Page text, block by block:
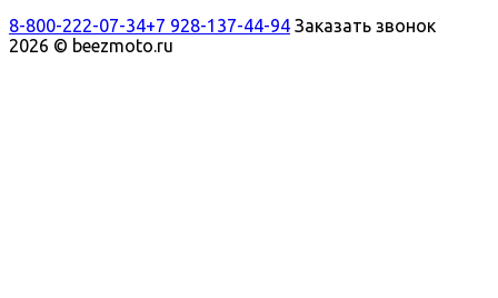
8-800-222-07-34+7 928-137-44-94 Заказать звонок
2026 © beezmoto.ru